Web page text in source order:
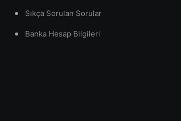
Sıkça Sorulan Sorular
Banka Hesap Bilgileri